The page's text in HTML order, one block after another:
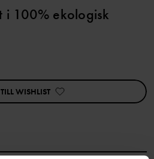
i 100% ekologisk
WISHLIST